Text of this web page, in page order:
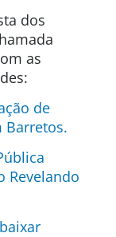
dos
as
de
Barretos.
Revelando